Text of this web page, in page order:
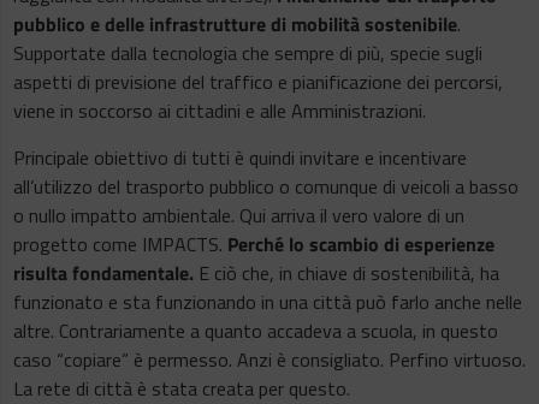
pubblico e delle infrastrutture di mobilità sostenibile.
Supportate dalla tecnologia che sempre di più, specie sugli
aspetti di previsione del traffico e pianificazione dei percorsi,
viene in soccorso ai cittadini e alle Amministrazioni.
Principale obiettivo di tutti è quindi invitare e incentivare
all’utilizzo del trasporto pubblico o comunque di veicoli a basso
o nullo impatto ambientale. Qui arriva il vero valore di un
progetto come IMPACTS. Perché lo scambio di esperienze
risulta fondamentale. E ciò che, in chiave di sostenibilità, ha
funzionato e sta funzionando in una città può farlo anche nelle
altre. Contrariamente a quanto accadeva a scuola, in questo
caso “copiare” è permesso. Anzi è consigliato. Perfino virtuoso.
La rete di città è stata creata per questo.